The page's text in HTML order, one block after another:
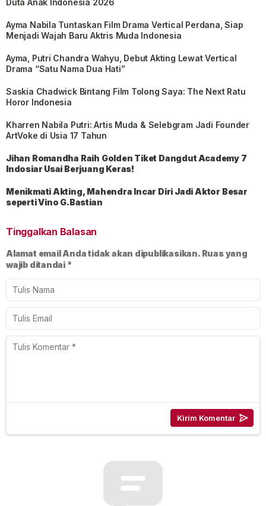
Duta Anak Indonesia 2026
Ayma Nabila Tuntaskan Film Drama Vertical Perdana, Siap
Menjadi Wajah Baru Aktris Muda Indonesia
Ayma, Putri Chandra Wahyu, Debut Akting Lewat Vertical
Drama “Satu Nama Dua Hati”
Saskia Chadwick Bintang Film Tolong Saya: The Next Ratu
Horor Indonesia
Kharren Nabila Putri: Artis Muda & Selebgram Jadi Founder
ArtVoke di Usia 17 Tahun
Jihan Romandha Raih Golden Tiket Dangdut Academy 7
Indosiar Usai Berjuang Keras!
Menikmati Akting, Mahendra Incar Diri Jadi Aktor Besar
seperti Vino G.Bastian
Tinggalkan Balasan
Alamat email Anda tidak akan dipublikasikan. Ruas yang
wajib ditandai *